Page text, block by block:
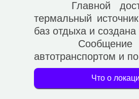
Главной
термальный
баз отдыха и создана
Сообщение с
автотранспортом и
Что о